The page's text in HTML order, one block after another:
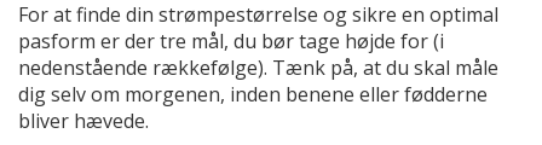
For at finde din strømpestørrelse og sikre en optimal
pasform er der tre mål, du bør tage højde for (i
nedenstående rækkefølge). Tænk på, at du skal måle
dig selv om morgenen, inden benene eller fødderne
bliver hævede.